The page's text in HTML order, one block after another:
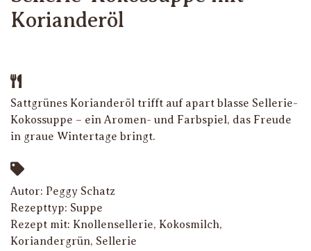
Korianderöl
Sattgrünes Korianderöl trifft auf apart blasse Sellerie-
Kokossuppe – ein Aromen- und Farbspiel, das Freude
in graue Wintertage bringt.
Autor: Peggy Schatz
Rezepttyp: Suppe
Rezept mit: Knollensellerie, Kokosmilch,
Koriandergrün, Sellerie